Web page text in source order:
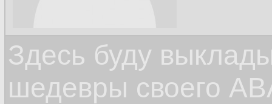
Здесь буду
шедевры своего